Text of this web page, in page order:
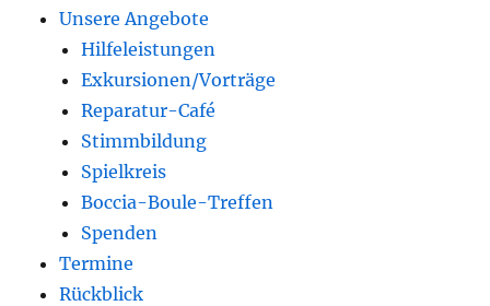
Unsere Angebote
Hilfeleistungen
Exkursionen/Vorträge
Reparatur-Café
Stimmbildung
Spielkreis
Boccia-Boule-Treffen
Spenden
Termine
Rückblick